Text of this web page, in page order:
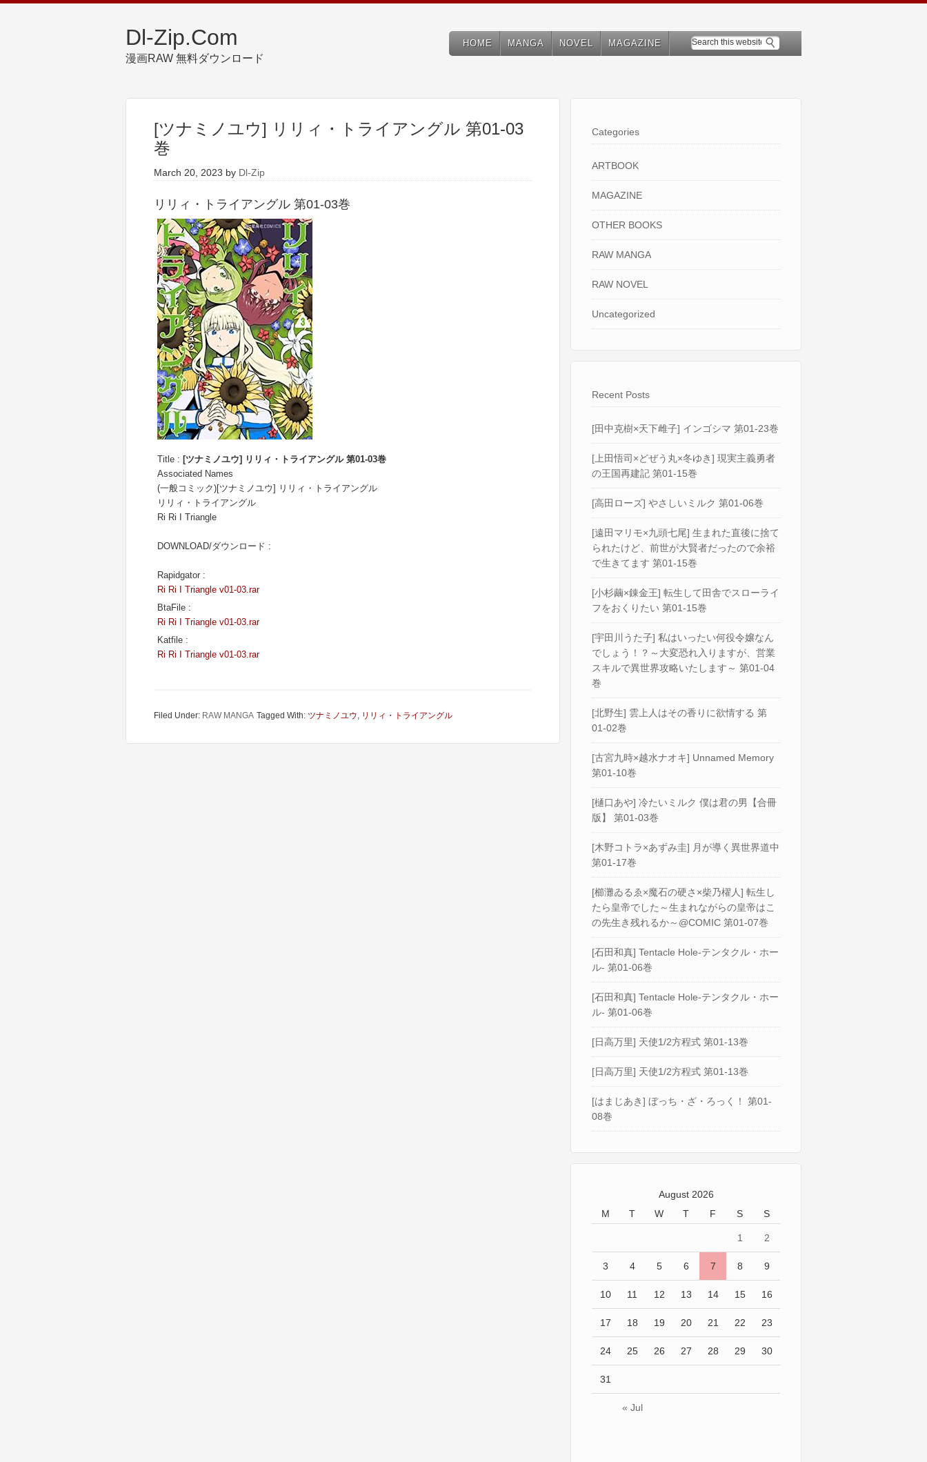
Dl-Zip.Com
漫画RAW 無料ダウンロード
HOME MANGA NOVEL MAGAZINE
[ツナミノユウ] リリィ・トライアングル 第01-03
巻
March 20, 2023 by Dl-Zip
リリィ・トライアングル 第01-03巻
Title : [ツナミノユウ] リリィ・トライアングル 第01-03巻
Associated Names
(一般コミック)[ツナミノユウ] リリィ・トライアングル
リリィ・トライアングル
Ri Ri I Triangle
DOWNLOAD/ダウンロード :
Rapidgator :
Ri Ri I Triangle v01-03.rar
BtaFile :
Ri Ri I Triangle v01-03.rar
Katfile :
Ri Ri I Triangle v01-03.rar
Filed Under: RAW MANGA Tagged With: ツナミノユウ, リリィ・トライアングル
Categories
ARTBOOK
MAGAZINE
OTHER BOOKS
RAW MANGA
RAW NOVEL
Uncategorized
Recent Posts
[田中克樹×天下雌子] インゴシマ 第01-23巻
[上田悟司×どぜう丸×冬ゆき] 現実主義勇者
の王国再建記 第01-15巻
[高田ローズ] やさしいミルク 第01-06巻
[遠田マリモ×九頭七尾] 生まれた直後に捨て
られたけど、前世が大賢者だったので余裕
で生きてます 第01-15巻
[小杉繭×錬金王] 転生して田舎でスローライ
フをおくりたい 第01-15巻
[宇田川うた子] 私はいったい何役令嬢なん
でしょう！？～大変恐れ入りますが、営業
スキルで異世界攻略いたします～ 第01-04
巻
[北野生] 雲上人はその香りに欲情する 第
01-02巻
[古宮九時×越水ナオキ] Unnamed Memory
第01-10巻
[樋口あや] 冷たいミルク 僕は君の男【合冊
版】 第01-03巻
[木野コトラ×あずみ圭] 月が導く異世界道中
第01-17巻
[櫛灘ゐるゑ×魔石の硬さ×柴乃櫂人] 転生し
たら皇帝でした～生まれながらの皇帝はこ
の先生き残れるか～@COMIC 第01-07巻
[石田和真] Tentacle Hole-テンタクル・ホー
ル- 第01-06巻
[石田和真] Tentacle Hole-テンタクル・ホー
ル- 第01-06巻
[日高万里] 天使1/2方程式 第01-13巻
[日高万里] 天使1/2方程式 第01-13巻
[はまじあき] ぼっち・ざ・ろっく！ 第01-
08巻
August 2026
M
T W T F S S
« Jul
1 2
3 4 5 6 7 8 9
10 11 12 13 14 15 16
17 18 19 20 21 22 23
24 25 26 27 28 29 30
31